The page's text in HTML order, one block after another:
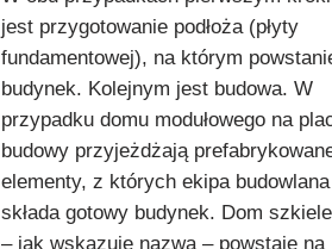
jest przygotowanie podłoża (płyty
fundamentowej), na którym
budynek. Kolejnym jest budowa. W
przypadku domu modułowego na
budowy przyjeżdżają
elementy, z których ekipa budowlana
składa gotowy budynek. Dom
– jak wskazuje nazwa – powstaje na